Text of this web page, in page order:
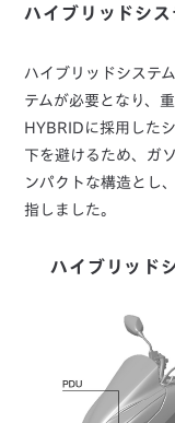
ハイブリッドシ
ハイブリッドシステ
テムが必要となり、
HYBRIDに採用した
下を避けるため、ガ
ンパクトな構造とし
指しました。
ハイブリッド